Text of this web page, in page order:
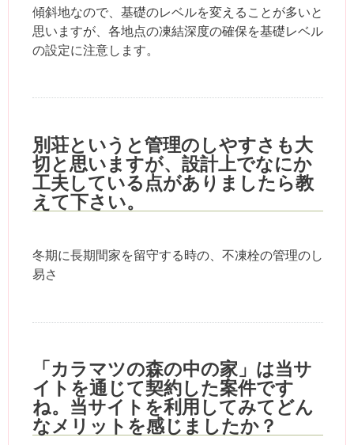
傾斜地なので、基礎のレベルを変えることが多いと
思いますが、各地点の凍結深度の確保を基礎レベル
の設定に注意します。
別荘というと管理のしやすさも大
切と思いますが、設計上でなにか
工夫している点がありましたら教
えて下さい。
冬期に長期間家を留守する時の、不凍栓の管理のし
易さ
「カラマツの森の中の家」は当サ
イトを通じて契約した案件です
ね。当サイトを利用してみてどん
なメリットを感じましたか？